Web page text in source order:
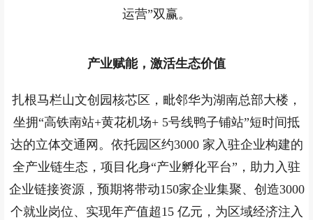
运营”双赢。
产业赋能，激活生态价值
扎根马栏山文创园核芯区，毗邻华为湖南总部大楼，
坐拥“高铁南站+黄花机场+ 5号线鸭子铺站”短时间抵
达的立体交通网。依托园区约3000 家入驻企业构建的
全产业链生态，项目化身“产业孵化平台”，助力入驻
企业链接资源，预期将带动150家企业集聚、创造3000
个就业岗位、实现年产值超15 亿元，为区域经济注入